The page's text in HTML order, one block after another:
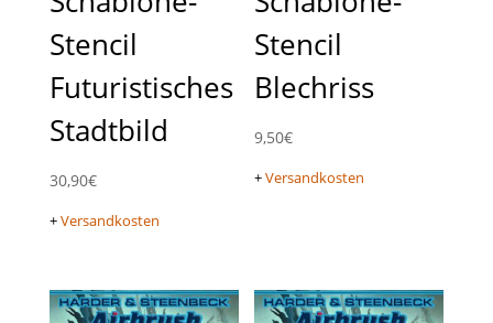
Stencil
Futuristisches
Stadtbild
30,90€
+Versandkosten
Stencil
Blechriss
9,50€
+Versandkosten